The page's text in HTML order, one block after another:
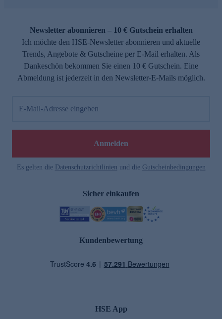
Newsletter abonnieren – 10 € Gutschein erhalten
Ich möchte den HSE-Newsletter abonnieren und aktuelle
Trends, Angebote & Gutscheine per E-Mail erhalten. Als
Dankeschön bekommen Sie einen 10 € Gutschein. Eine
Abmeldung ist jederzeit in den Newsletter-E-Mails möglich.
E-Mail-Adresse eingeben
Anmelden
Es gelten die Datenschutzrichtlinien und die Gutscheinbedingungen
Sicher einkaufen
Kundenbewertung
HSE App